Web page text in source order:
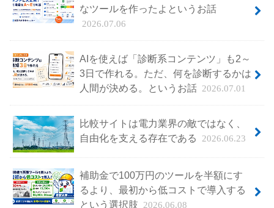
なツールを作ったよというお話
2026.07.06
AIを使えば「診断系コンテンツ」も2～
3日で作れる。ただ、何を診断するかは
人間が決める。というお話 2026.07.01
比較サイトは電力業界の敵ではなく、
自由化を支える存在である
2026.06.23
補助金で100万円のツールを半額にす
るより、最初から低コストで導入する
という選択肢 2026.06.08